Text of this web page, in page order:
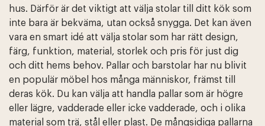
hus. Därför är det viktigt att välja stolar till ditt kök som
inte bara är bekväma, utan också snygga. Det kan även
vara en smart idé att välja stolar som har rätt design,
färg, funktion, material, storlek och pris för just dig
och ditt hems behov. Pallar och barstolar har nu blivit
en populär möbel hos många människor, främst till
deras kök. Du kan välja att handla pallar som är högre
eller lägre, vadderade eller icke vadderade, och i olika
material som trä, stål eller plast. De mångsidiga pallarna